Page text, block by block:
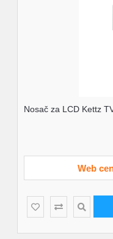
Nosač za LCD Kettz
Web